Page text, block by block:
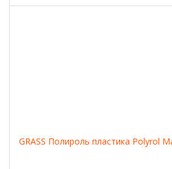
GRASS Полироль пластика Polyrol